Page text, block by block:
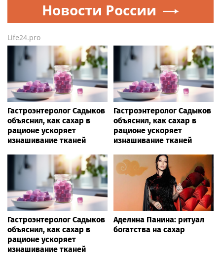
Новости России
Life24.pro
Гастроэнтеролог Садыков
объяснил, как сахар в
рационе ускоряет
изнашивание тканей
Гастроэнтеролог Садыков
объяснил, как сахар в
рационе ускоряет
изнашивание тканей
Гастроэнтеролог Садыков
объяснил, как сахар в
рационе ускоряет
изнашивание тканей
Аделина Панина: ритуал
богатства на сахар